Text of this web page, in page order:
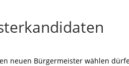
neuen Bürgermeister wählen